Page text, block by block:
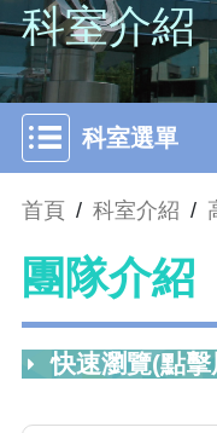
科室介紹
科室選單
首頁 / 科室介紹 /
團隊介紹
快速瀏覽(點擊